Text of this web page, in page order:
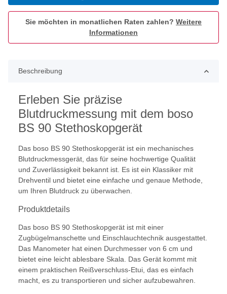
Sie möchten in monatlichen Raten zahlen? Weitere
Informationen
Beschreibung
Erleben Sie präzise
Blutdruckmessung mit dem boso
BS 90 Stethoskopgerät
Das boso BS 90 Stethoskopgerät ist ein mechanisches
Blutdruckmessgerät, das für seine hochwertige Qualität
und Zuverlässigkeit bekannt ist. Es ist ein Klassiker mit
Drehventil und bietet eine einfache und genaue Methode,
um Ihren Blutdruck zu überwachen.
Produktdetails
Das boso BS 90 Stethoskopgerät ist mit einer
Zugbügelmanschette und Einschlauchtechnik ausgestattet.
Das Manometer hat einen Durchmesser von 6 cm und
bietet eine leicht ablesbare Skala. Das Gerät kommt mit
einem praktischen Reißverschluss-Etui, das es einfach
macht, es zu transportieren und sicher aufzubewahren.